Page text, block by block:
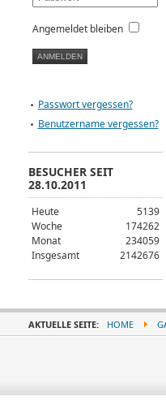
Angemeldet bleiben
Passwort vergessen?
Benutzername vergessen?
BESUCHER SEIT
28.10.2011
Heute
5139
Woche
174262
Monat
234059
Insgesamt
2142676
AKTUELLE SEITE: HOME